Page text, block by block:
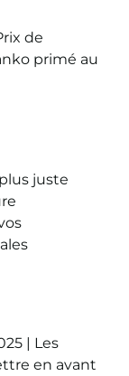
de
primé au
juste
| Les
en avant